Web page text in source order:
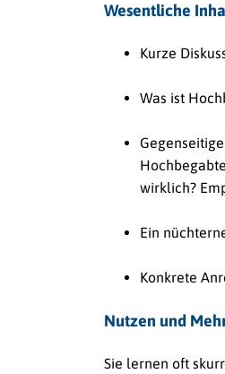
Wesentliche
Kurze
Was ist
wirklich?
Ein
Konkrete
Nutzen und
Sie lernen oft